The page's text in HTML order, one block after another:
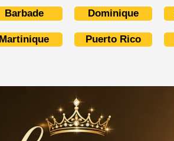
Barbade Dominique
Martinique Puerto Rico